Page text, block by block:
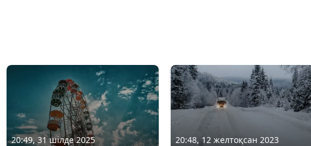
20:49, 31 шілде 2025 20:48, 12 желтоқсан 2023